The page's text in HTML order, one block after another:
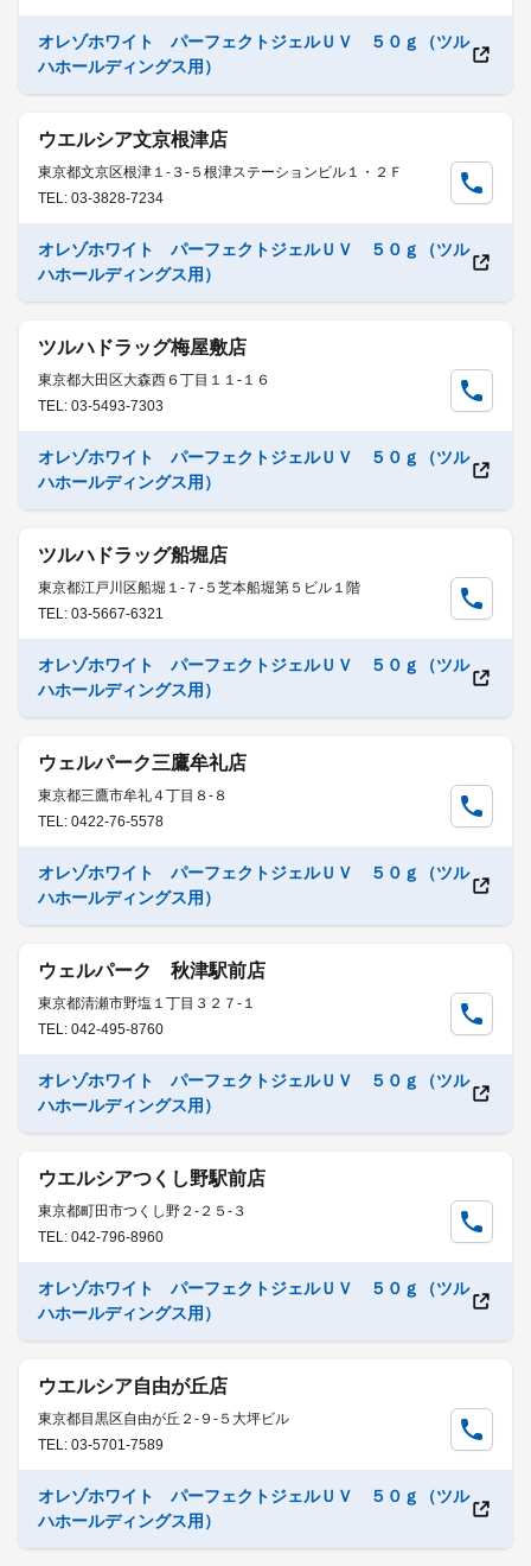
オレゾホワイト パーフェクトジェルＵＶ ５０ｇ（ツル
ハホールディングス用）
ウエルシア文京根津店
東京都文京区根津１-３-５根津ステーションビル１・２Ｆ
TEL: 03-3828-7234
オレゾホワイト パーフェクトジェルＵＶ ５０ｇ（ツル
ハホールディングス用）
ツルハドラッグ梅屋敷店
東京都大田区大森西６丁目１１-１６
TEL: 03-5493-7303
オレゾホワイト パーフェクトジェルＵＶ ５０ｇ（ツル
ハホールディングス用）
ツルハドラッグ船堀店
東京都江戸川区船堀１-７-５芝本船堀第５ビル１階
TEL: 03-5667-6321
オレゾホワイト パーフェクトジェルＵＶ ５０ｇ（ツル
ハホールディングス用）
ウェルパーク三鷹牟礼店
東京都三鷹市牟礼４丁目８-８
TEL: 0422-76-5578
オレゾホワイト パーフェクトジェルＵＶ ５０ｇ（ツル
ハホールディングス用）
ウェルパーク 秋津駅前店
東京都清瀬市野塩１丁目３２７-１
TEL: 042-495-8760
オレゾホワイト パーフェクトジェルＵＶ ５０ｇ（ツル
ハホールディングス用）
ウエルシアつくし野駅前店
東京都町田市つくし野２-２５-３
TEL: 042-796-8960
オレゾホワイト パーフェクトジェルＵＶ ５０ｇ（ツル
ハホールディングス用）
ウエルシア自由が丘店
東京都目黒区自由が丘２-９-５大坪ビル
TEL: 03-5701-7589
オレゾホワイト パーフェクトジェルＵＶ ５０ｇ（ツル
ハホールディングス用）